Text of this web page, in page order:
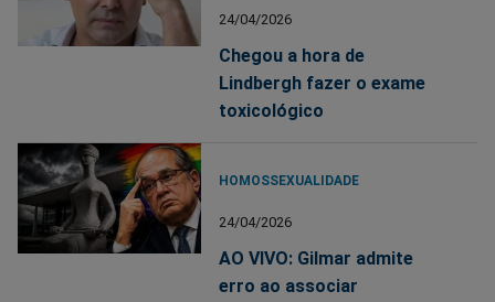
24/04/2026
Chegou a hora de
Lindbergh fazer o exame
toxicológico
HOMOSSEXUALIDADE
24/04/2026
AO VIVO: Gilmar admite
erro ao associar